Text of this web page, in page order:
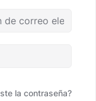
la contraseña?